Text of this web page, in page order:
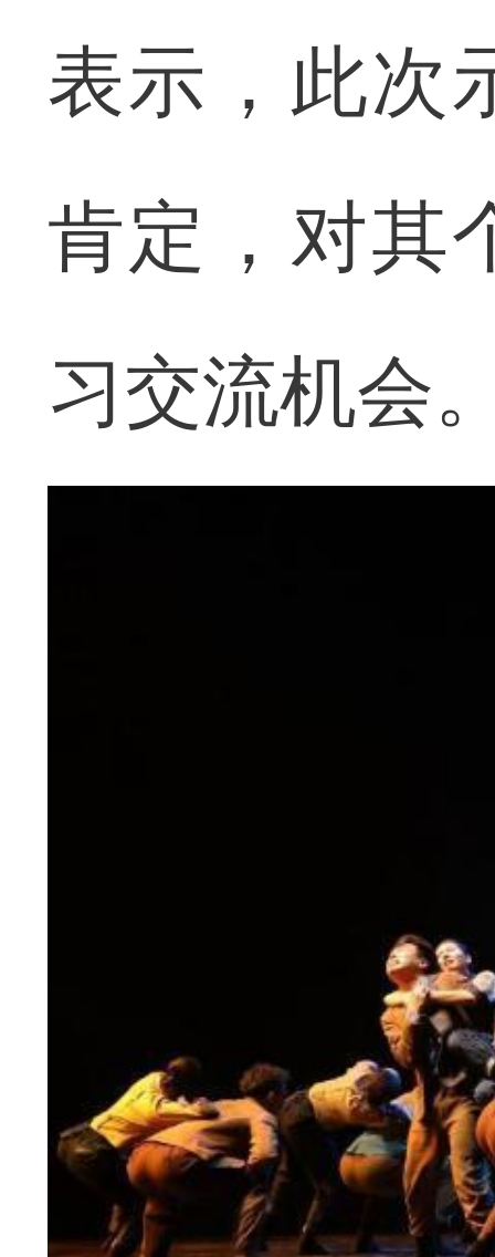
表示，此次
肯定，对其
习交流机会